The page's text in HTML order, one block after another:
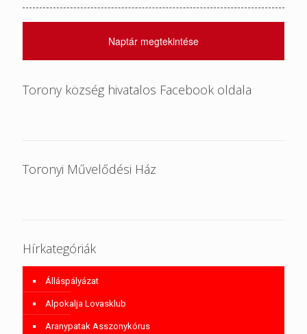
Naptár megtekintése
Torony község hivatalos Facebook oldala
Toronyi Művelődési Ház
Hírkategóriák
Álláspályázat
Alpokalja Lovasklub
Aranypatak Asszonykórus